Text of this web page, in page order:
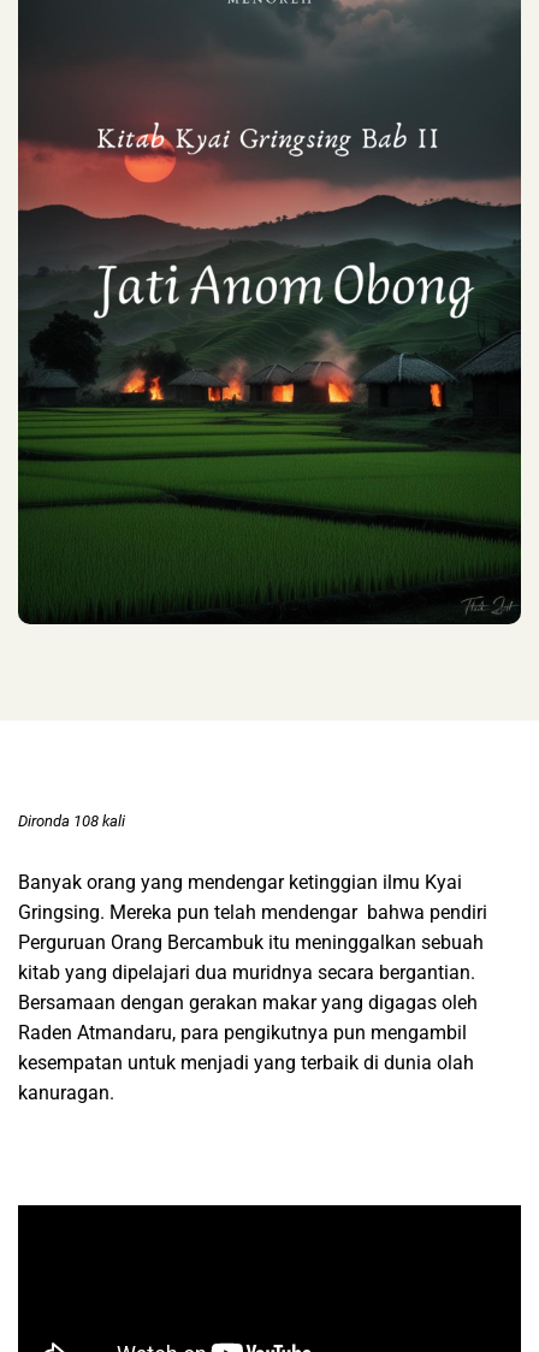
Dironda 108 kali
Banyak orang yang mendengar ketinggian ilmu Kyai
Gringsing. Mereka pun telah mendengar bahwa pendiri
Perguruan Orang Bercambuk itu meninggalkan sebuah
kitab yang dipelajari dua muridnya secara bergantian.
Bersamaan dengan gerakan makar yang digagas oleh
Raden Atmandaru, para pengikutnya pun mengambil
kesempatan untuk menjadi yang terbaik di dunia olah
kanuragan.